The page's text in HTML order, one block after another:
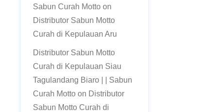
Sabun Curah Mottoon
Distributor Sabun Motto
Curah di Kepulauan Aru
Distributor Sabun Motto
Curah di Kepulauan Siau
Tagulandang Biaro | | Sabun
Curah Mottoon Distributor
Sabun Motto Curah di